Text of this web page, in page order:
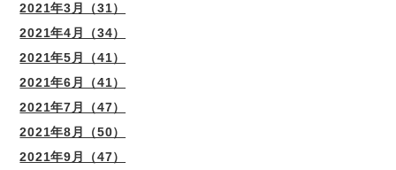
2021年3月（31）
2021年4月（34）
2021年5月（41）
2021年6月（41）
2021年7月（47）
2021年8月（50）
2021年9月（47）